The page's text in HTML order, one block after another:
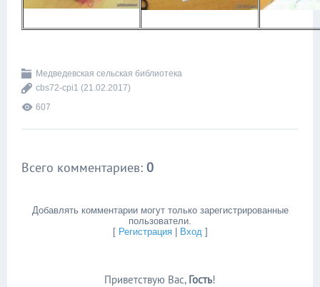
Медведевская сельская библиотека
cbs72-cpi1 (21.02.2017)
607
Всего комментариев: 0
Добавлять комментарии могут только зарегистрированные
пользователи.
[ Регистрация| Вход]
Приветствую Вас, Гость!